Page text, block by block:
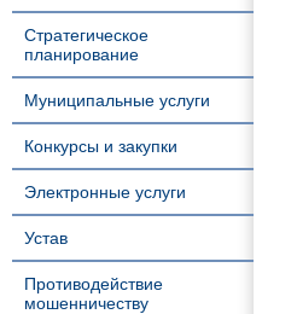
Стратегическое
планирование
Муниципальные услуги
Конкурсы и закупки
Электронные услуги
Устав
Противодействие
мошенничеству